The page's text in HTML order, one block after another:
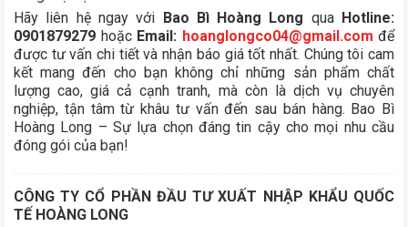
Hãy liên hệ ngay với Bao Bì Hoàng Long qua Hotline:
0901879279 hoặc Email: hoanglongco04@gmail.com để
được tư vấn chi tiết và nhận báo giá tốt nhất. Chúng tôi cam
kết mang đến cho bạn không chỉ những sản phẩm chất
lượng cao, giá cả cạnh tranh, mà còn là dịch vụ chuyên
nghiệp, tận tâm từ khâu tư vấn đến sau bán hàng. Bao Bì
Hoàng Long – Sự lựa chọn đáng tin cậy cho mọi nhu cầu
đóng gói của bạn!
CÔNG TY CỔ PHẦN ĐẦU TƯ XUẤT NHẬP KHẨU QUỐC
TẾ HOÀNG LONG